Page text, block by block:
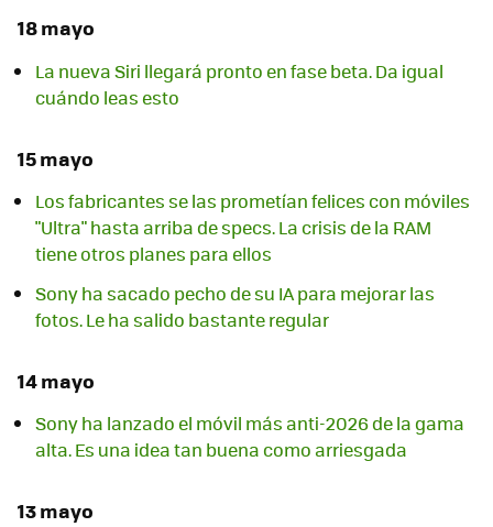
18 mayo
La nueva Siri llegará pronto en fase beta. Da igual
cuándo leas esto
15 mayo
Los fabricantes se las prometían felices con móviles
"Ultra" hasta arriba de specs. La crisis de la RAM
tiene otros planes para ellos
Sony ha sacado pecho de su IA para mejorar las
fotos. Le ha salido bastante regular
14 mayo
Sony ha lanzado el móvil más anti-2026 de la gama
alta. Es una idea tan buena como arriesgada
13 mayo